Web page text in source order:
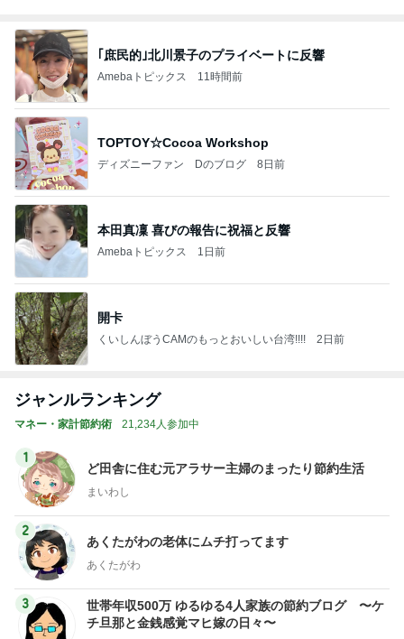
｢庶民的｣北川景子のプライベートに反響
Amebaトピックス 11時間前
TOPTOY☆Cocoa Workshop
ディズニーファン Dのブログ 8日前
本田真凜 喜びの報告に祝福と反響
Amebaトピックス 1日前
開卡
くいしんぼうCAMのもっとおいしい台湾!!!! 2日前
ジャンルランキング
マネー・家計節約術 21,234人参加中
1
ど田舎に住む元アラサー主婦のまったり節約生活
まいわし
2
あくたがわの老体にムチ打ってます
あくたがわ
3
世帯年収500万 ゆるゆる4人家族の節約ブログ 〜ケ
チ旦那と金銭感覚マヒ嫁の日々〜